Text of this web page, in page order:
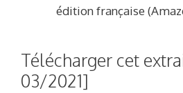
édition française
Télécharger cet
03/2021]